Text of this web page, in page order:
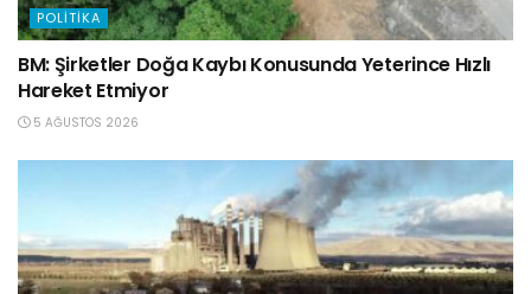
POLITIKA
BM: Şirketler Doğa Kaybı Konusunda Yeterince Hızlı
Hareket Etmiyor
5 AĞUSTOS 2026